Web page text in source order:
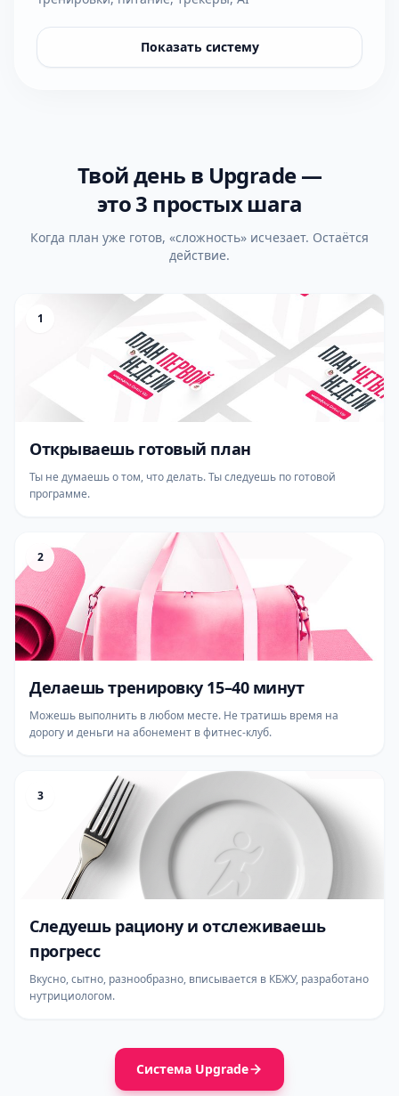
Показать систему
Твой день в Upgrade —
это 3 простых шага
Когда план уже готов, «сложность» исчезает. Остаётся
действие.
1
Открываешь готовый план
Ты не думаешь о том, что делать. Ты следуешь по готовой
программе.
2
Делаешь тренировку 15–40 минут
Можешь выполнить в любом месте. Не тратишь время на
дорогу и деньги на абонемент в фитнес-клуб.
3
Следуешь рациону и отслеживаешь
прогресс
Вкусно, сытно, разнообразно, вписывается в КБЖУ, разработано
нутрициологом.
Система Upgrade